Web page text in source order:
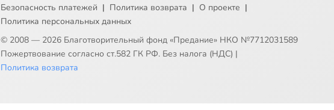
Безопасность платежей | Политика возврата | О проекте |
Политика персональных данных
© 2008 — 2026 Благотворительный фонд «Предание» НКО №7712031589
Пожертвование согласно ст.582 ГК РФ. Без налога (НДС) |
Политика возврата